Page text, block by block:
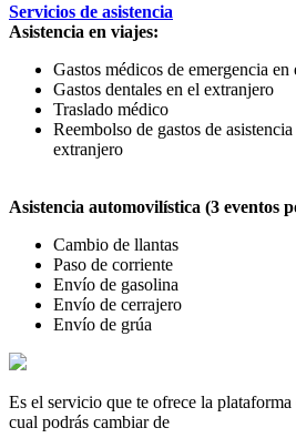
Servicios de asistencia
Asistencia en viajes:
Gastos médicos de emergencia
Gastos dentales en el extranjero
Traslado médico
Reembolso de gastos de
extranjero
Asistencia automovilística (3 eventos
Cambio de llantas
Paso de corriente
Envío de gasolina
Envío de cerrajero
Envío de grúa
Es el servicio que te ofrece la plataforma
cual podrás cambiar de